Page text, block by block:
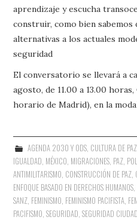
aprendizaje y escucha
construir, como bien sabemos
alternativas a los actuales
seguridad
El conversatorio se llevará a
agosto, de 11.00 a 13.00
horario de Madrid), en la
AGENDA 2030 Y ODS, CULTURA DE PAZ
IGUALDAD, MÉXICO, MIGRACIONES, PAZ,
ANTIMILITARISMO, CONSTRUCCIÓN DE PAZ,
ENFOQUE BASADO EN DERECHOS HUMANOS,
SANZ, FEMINISMO, FEMINISMO PACIFISTA,
PACIFISMO,SEGURIDAD,SEGURIDAD